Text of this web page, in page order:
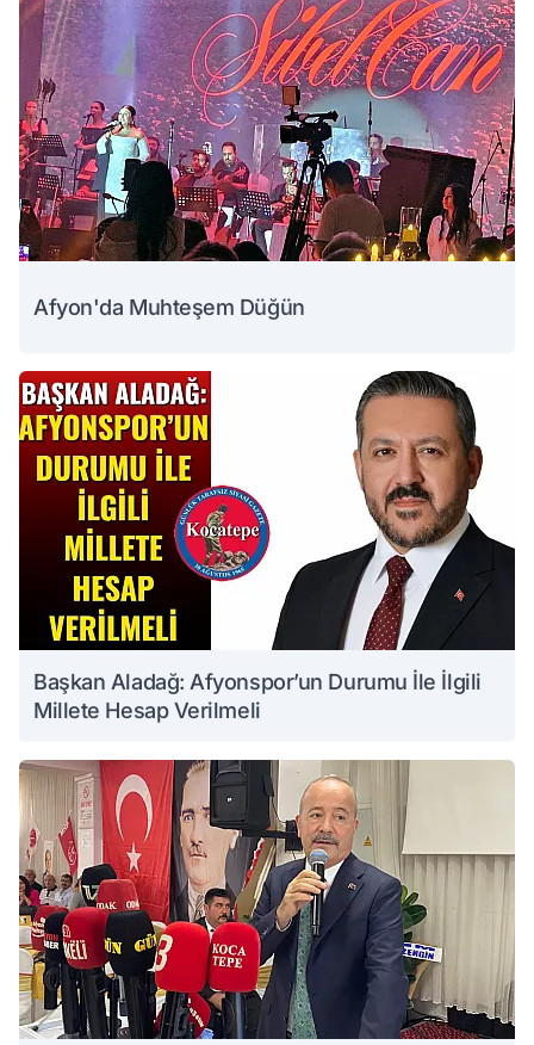
Afyon'da Muhteşem Düğün
Başkan Aladağ: Afyonspor’un Durumu İle İlgili
Millete Hesap Verilmeli